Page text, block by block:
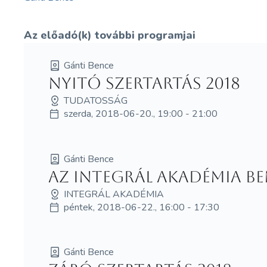
Az előadó(k) további programjai
Gánti Bence
Nyitó Szertartás 2018
TUDATOSSÁG
szerda, 2018-06-20., 19:00 - 21:00
Gánti Bence
Az Integrál Akadémia
INTEGRÁL AKADÉMIA
péntek, 2018-06-22., 16:00 - 17:30
Gánti Bence